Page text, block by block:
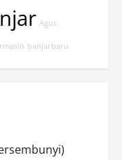
Agus
banjarbaru